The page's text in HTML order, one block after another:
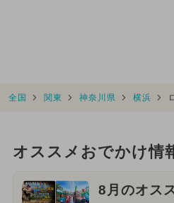
全国 関東 神奈川県 横浜
オススメおでかけ情
8月のオス